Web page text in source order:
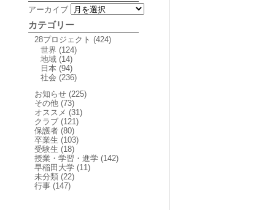
アーカイブ
カテゴリー
28プロジェクト (424)
世界 (124)
地域 (14)
日本 (94)
社会 (236)
お知らせ (225)
その他 (73)
オススメ (31)
クラブ (121)
保護者 (80)
卒業生 (103)
受験生 (18)
授業・学習・進学 (142)
早稲田大学 (11)
未分類 (22)
行事 (147)